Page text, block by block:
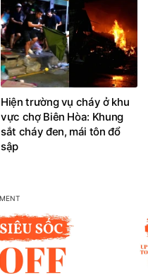
Hiện trường vụ cháy ở khu
vực chợ Biên Hòa: Khung
sắt cháy đen, mái tôn đổ
sập